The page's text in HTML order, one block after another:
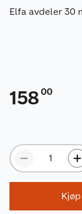
Elfa avdeler 30
15800
Kjøp